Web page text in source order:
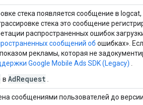
стека появляется сообщение в logcat,
стека это сообщение
распространенных ошибок
сообщений об ошибках».
рекламы, которая не
Google Mobile Ads SDK (Legacy)
в AdRequest
сообщениями пользователей до версии